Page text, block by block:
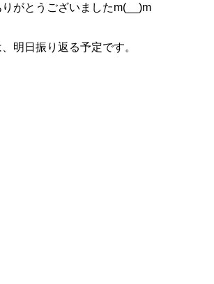
がとうございましたm(__)m
明日振り返る予定です。